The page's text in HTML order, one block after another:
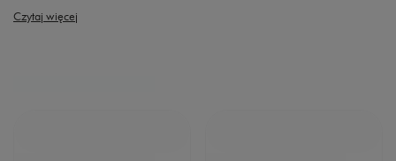
Czytaj więcej